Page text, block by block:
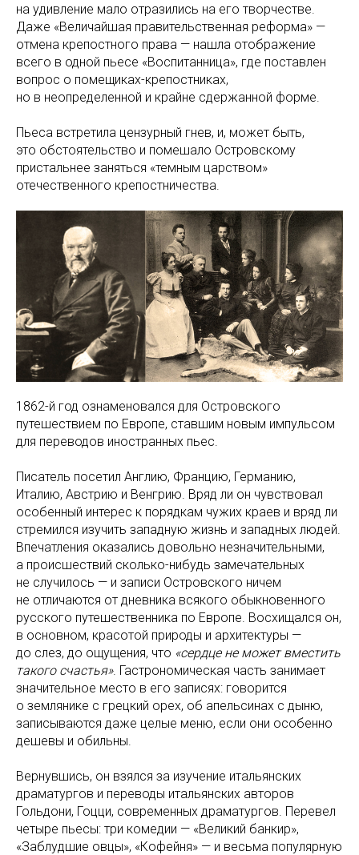
на удивление мало отразились на его творчестве.
Даже «Величайшая правительственная реформа» —
отмена крепостного права — нашла отображение
всего в одной пьесе «Воспитанница», где поставлен
вопрос о помещиках-крепостниках,
но в неопределенной и крайне сдержанной форме.
Пьеса встретила цензурный гнев, и, может быть,
это обстоятельство и помешало Островскому
пристальнее заняться «темным царством»
отечественного крепостничества.
1862-й год ознаменовался для Островского
путешествием по Европе, ставшим новым импульсом
для переводов иностранных пьес.
Писатель посетил Англию, Францию, Германию,
Италию, Австрию и Венгрию. Вряд ли он чувствовал
особенный интерес к порядкам чужих краев и вряд ли
стремился изучить западную жизнь и западных людей.
Впечатления оказались довольно незначительными,
а происшествий сколько-нибудь замечательных
не случилось — и записи Островского ничем
не отличаются от дневника всякого обыкновенного
русского путешественника по Европе. Восхищался он,
в основном, красотой природы и архитектуры —
до слез, до ощущения, что «сердце не может вместить
такого счастья». Гастрономическая часть занимает
значительное место в его записях: говорится
о землянике с грецкий орех, об апельсинах с дыню,
записываются даже целые меню, если они особенно
дешевы и обильны.
Вернувшись, он взялся за изучение итальянских
драматургов и переводы итальянских авторов
Гольдони, Гоцци, современных драматургов. Перевел
четыре пьесы: три комедии — «Великий банкир»,
«Заблудшие овцы», «Кофейня» — и весьма популярную